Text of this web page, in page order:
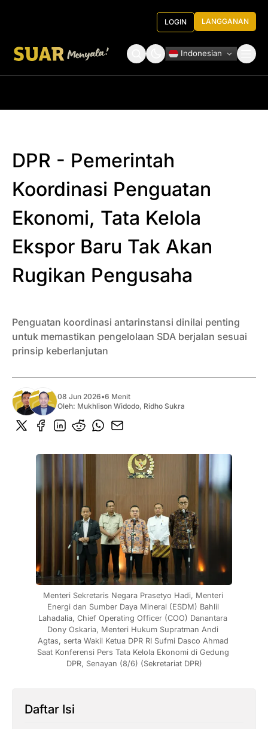
LOGIN LANGGANAN
Indonesian
DPR - Pemerintah
Koordinasi Penguatan
Ekonomi, Tata Kelola
Ekspor Baru Tak Akan
Rugikan Pengusaha
Penguatan koordinasi antarinstansi dinilai penting
untuk memastikan pengelolaan SDA berjalan sesuai
prinsip keberlanjutan
08 Jun 2026•6 Menit
Oleh: Mukhlison Widodo, Ridho Sukra
Menteri Sekretaris Negara Prasetyo Hadi, Menteri
Energi dan Sumber Daya Mineral (ESDM) Bahlil
Lahadalia, Chief Operating Officer (COO) Danantara
Dony Oskaria, Menteri Hukum Supratman Andi
Agtas, serta Wakil Ketua DPR RI Sufmi Dasco Ahmad
Saat Konferensi Pers Tata Kelola Ekonomi di Gedung
DPR, Senayan (8/6) (Sekretariat DPR)
Daftar Isi